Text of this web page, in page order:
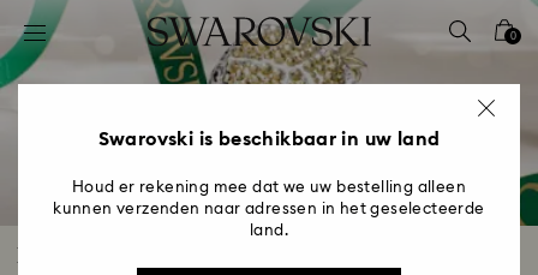
Lijst met toegangscodes
0 - Koptekst
2 - Voettekst
4 - Zoekresultaten
0
Blauwe decoratie & blauwe woonaccessoires
Swarovski is beschikbaar in uw land
Houd er rekening mee dat we uw bestelling alleen
kunnen verzenden naar adressen in het geselecteerde
land.